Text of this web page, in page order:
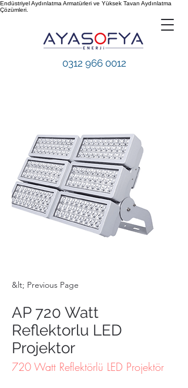
Endüstriyel Aydınlatma Armatürleri ve Yüksek Tavan Aydınlatma
Çözümleri.
0312 966 0012
&lt; Previous Page
AP 720 Watt
Reflektorlu LED
Projektor
720 Watt Reflektörlü LED Projektör